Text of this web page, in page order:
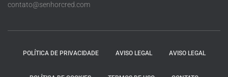
contato@senhorcred.com
POLÍTICA DE PRIVACIDADE AVISO LEGAL AVISO LEGAL